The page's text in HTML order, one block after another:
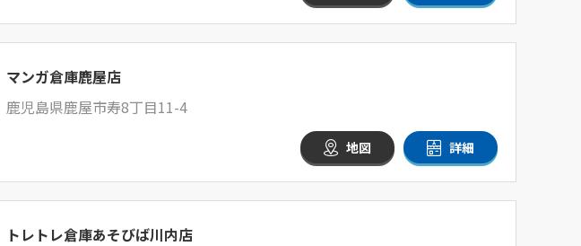
マンガ倉庫鹿屋店
鹿児島県鹿屋市寿8丁目11-4
地図 詳細
トレトレ倉庫あそびば川内店